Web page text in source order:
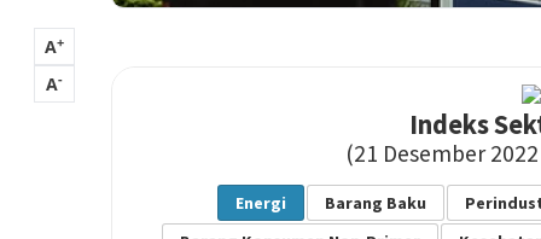
A+
A-